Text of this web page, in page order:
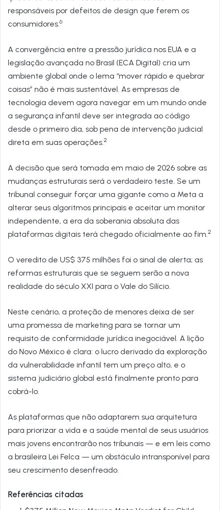
responsáveis por defeitos de design que ferem os
consumidores. 6
A convergência entre a pressão jurídica nos EUA e a
legislação avançada no Brasil (ECA Digital) cria um
ambiente global onde o lema “mover rápido e quebrar
coisas” não é mais sustentável. As empresas de
tecnologia devem agora navegar em um mundo onde
a segurança infantil deve ser integrada ao código
desde o primeiro dia, sob pena de intervenção judicial
direta em suas operações. 2
A decisão que será tomada em maio de 2026 sobre as
mudanças estruturais será o verdadeiro teste. Se um
tribunal conseguir forçar uma gigante como a Meta a
alterar seus algoritmos principais e aceitar um monitor
independente, a era da soberania absoluta das
plataformas digitais terá chegado oficialmente ao fim. 2
O veredito de US$ 375 milhões foi o sinal de alerta; as
reformas estruturais que se seguem serão a nova
realidade do século XXI para o Vale do Silício.
Neste cenário, a proteção de menores deixa de ser
uma promessa de marketing para se tornar um
requisito de conformidade jurídica inegociável. A lição
do Novo México é clara: o lucro derivado da exploração
da vulnerabilidade infantil tem um preço alto, e o
sistema judiciário global está finalmente pronto para
cobrá-lo.
As plataformas que não adaptarem sua arquitetura
para priorizar a vida e a saúde mental de seus usuários
mais jovens encontrarão nos tribunais — e em leis como
a brasileira Lei Felca — um obstáculo intransponível para
seu crescimento desenfreado.
Referências citadas